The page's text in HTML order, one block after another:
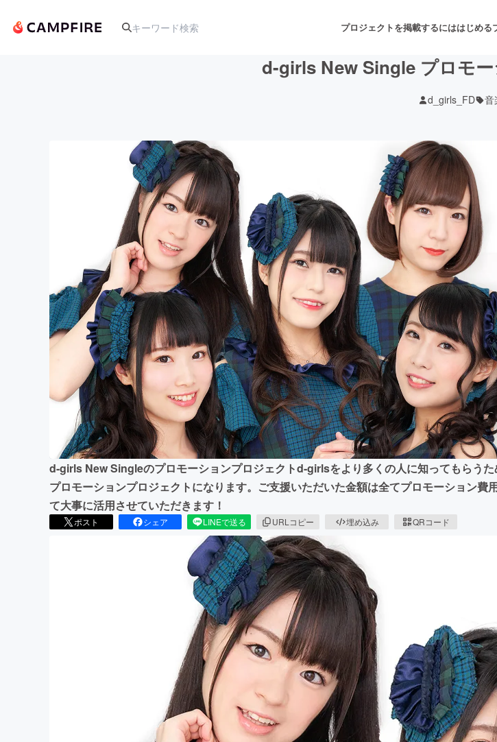
プロジェクトを掲載するにははじめる
アート・写真
テクノロジー・ガジェット ゲーム・サービス開発
映像・映画 書籍・雑誌出版
ビジネス・起業 チャレンジ
まちづくり・地域活性化
CAMPFIRE for Social Good
CAMPFIREふるさと納税machi-
d-girls New Single プロモ
d_girls_FD 音
d-girls New Singleのプロモーションプロジェクトd-girlsをより多くの人に知ってもらうた
プロモーションプロジェクトになります。ご支援いただいた金額は全てプロモーション費
て大事に活用させていただきます！
ポスト シェア LINEで送る URLコピー 埋め込み QRコード